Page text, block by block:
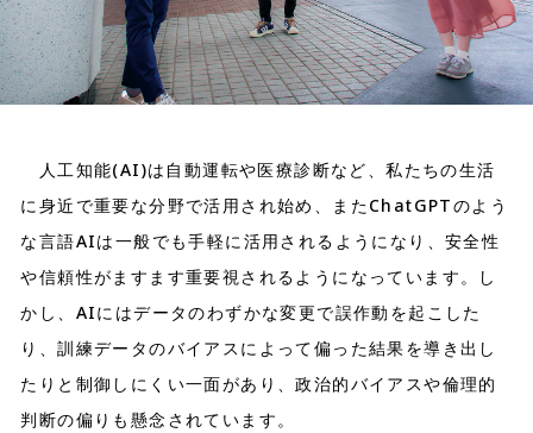
人工知能(AI)は自動運転や医療診断など、私たちの生活
に身近で重要な分野で活用され始め、またChatGPTのよう
な言語AIは一般でも手軽に活用されるようになり、安全性
や信頼性がますます重要視されるようになっています。し
かし、AIにはデータのわずかな変更で誤作動を起こした
り、訓練データのバイアスによって偏った結果を導き出し
たりと制御しにくい一面があり、政治的バイアスや倫理的
判断の偏りも懸念されています。